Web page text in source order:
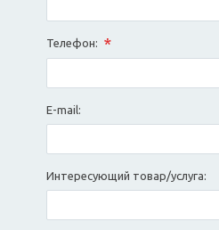
Телефон: *
E-mail:
Интересующий товар/услуга: